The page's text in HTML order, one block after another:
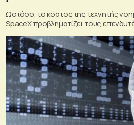
Ωστόσο, το κόστος της τεχνητής
SpaceX προβληματίζει τους